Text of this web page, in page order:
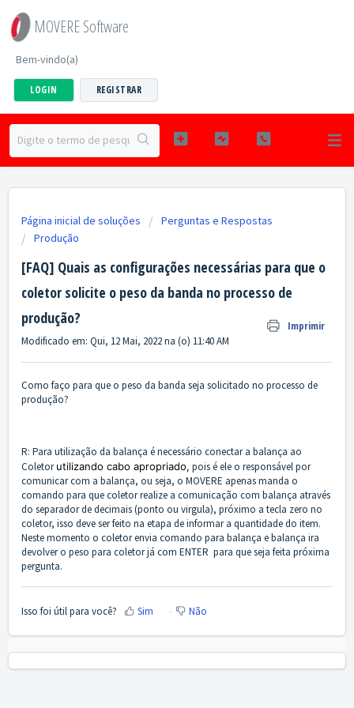
MOVERE Software
Bem-vindo(a)
LOGIN REGISTRAR
Página inicial de soluções
Perguntas e Respostas
Produção
[FAQ] Quais as configurações necessárias para que o
coletor solicite o peso da banda no processo de
produção?
Imprimir
Modificado em: Qui, 12 Mai, 2022 na (o) 11:40 AM
Como faço para que o peso da banda seja solicitado no processo de
produção?
R: Para utilização da balança é necessário conectara balança ao
Coletorutilizando cabo apropriado, pois é ele o responsável por
comunicar com a balança, ou seja, o MOVERE apenas manda o
comando para que coletor realize a comunicação com balança através
do separador de decimais (ponto ou virgula), próximo a tecla zero no
coletor, isso deve ser feito na etapa de informar a quantidade do item.
Neste momento o coletor envia comando para balança e balança ira
devolver o peso para coletor já com ENTER para que seja feita próxima
pergunta.
Isso foi útil para você? Sim Não